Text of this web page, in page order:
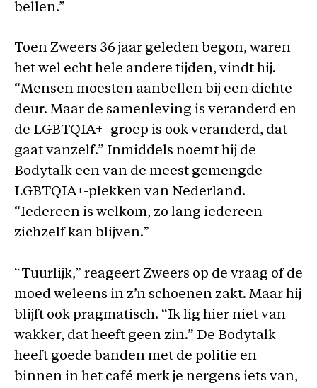
bellen.”
Toen Zweers 36 jaar geleden begon, waren
het wel echt hele andere tijden, vindt hij.
“Mensen moesten aanbellen bij een dichte
deur. Maar de samenleving is veranderd en
de LGBTQIA+- groep is ook veranderd, dat
gaat vanzelf.” Inmiddels noemt hij de
Bodytalk een van de meest gemengde
LGBTQIA+-plekken van Nederland.
“Iedereen is welkom, zo lang iedereen
zichzelf kan blijven.”
“Tuurlijk,” reageert Zweers op de vraag of de
moed weleens in z’n schoenen zakt. Maar hij
blijft ook pragmatisch. “Ik lig hier niet van
wakker, dat heeft geen zin.” De Bodytalk
heeft goede banden met de politie en
binnen in het café merk je nergens iets van,